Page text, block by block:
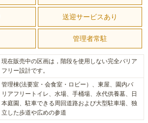
送迎サービスあり
管理者常駐
現在販売中の区画は，階段を使用しない完全バリア
フリー設計です。
管理棟(法要室・会食室・ロビー）、東屋、園内バ
リアフリートイレ、水場、手桶場、永代供養墓、日
本庭園、駐車できる周回道路および大型駐車場、独
立した歩道や広めの参道